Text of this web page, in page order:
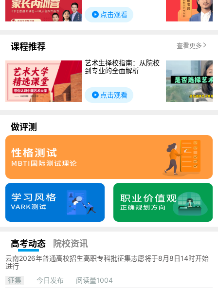
点击观看
课程推荐 查看更多
艺术生择校指南：从院校
到专业的全面解析
点击观看
做评测
高考动态 院校资讯
云南2026年普通高校招生高职专科批征集志愿将于8月8日14时开始
进行
征集
今日发布
阅读量1004